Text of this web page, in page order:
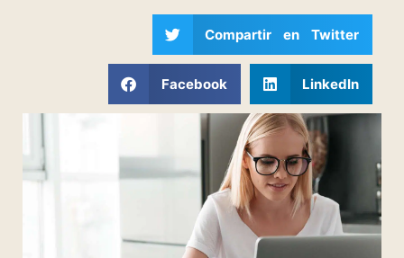
Compartir en Twitter
Facebook LinkedIn